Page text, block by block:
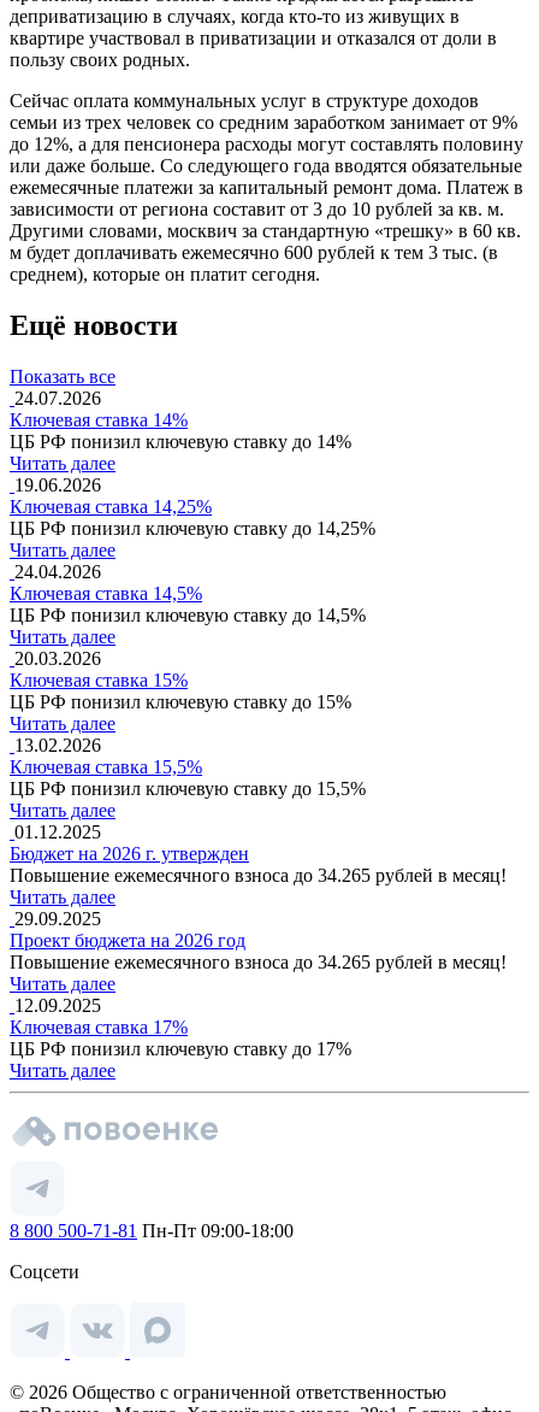
деприватизацию в случаях, когда кто-то из живущих в
квартире участвовал в приватизации и отказался от доли в
пользу своих родных.
Сейчас оплата коммунальных услуг в структуре доходов
семьи из трех человек со средним заработком занимает от 9%
до 12%, а для пенсионера расходы могут составлять половину
или даже больше. Со следующего года вводятся обязательные
ежемесячные платежи за капитальный ремонт дома. Платеж в
зависимости от региона составит от 3 до 10 рублей за кв. м.
Другими словами, москвич за стандартную «трешку» в 60 кв.
м будет доплачивать ежемесячно 600 рублей к тем 3 тыс. (в
среднем), которые он платит сегодня.
Ещё новости
Показать все
24.07.2026
Ключевая ставка 14%
ЦБ РФ понизил ключевую ставку до 14%
Читать далее
19.06.2026
Ключевая ставка 14,25%
ЦБ РФ понизил ключевую ставку до 14,25%
Читать далее
24.04.2026
Ключевая ставка 14,5%
ЦБ РФ понизил ключевую ставку до 14,5%
Читать далее
20.03.2026
Ключевая ставка 15%
ЦБ РФ понизил ключевую ставку до 15%
Читать далее
13.02.2026
Ключевая ставка 15,5%
ЦБ РФ понизил ключевую ставку до 15,5%
Читать далее
01.12.2025
Бюджет на 2026 г. утвержден
Повышение ежемесячного взноса до 34.265 рублей в месяц!
Читать далее
29.09.2025
Проект бюджета на 2026 год
Повышение ежемесячного взноса до 34.265 рублей в месяц!
Читать далее
12.09.2025
Ключевая ставка 17%
ЦБ РФ понизил ключевую ставку до 17%
Читать далее
8 800 500-71-81 Пн-Пт 09:00-18:00
Соцсети
© 2026 Общество с ограниченной ответственностью